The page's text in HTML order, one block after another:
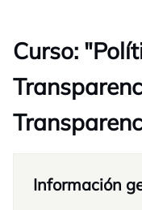
Curso:
Información